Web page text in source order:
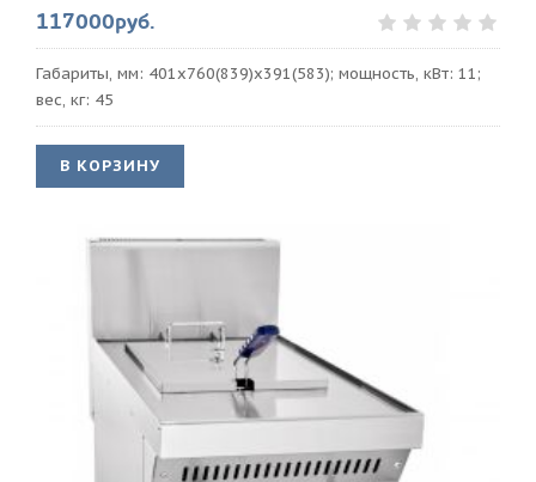
117000руб.
Габариты, мм: 401х760(839)х391(583); мощность, кВт: 11;
вес, кг: 45
В КОРЗИНУ